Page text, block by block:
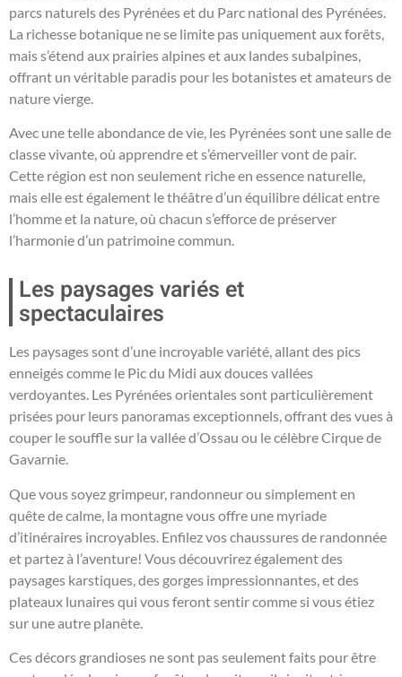
parcs naturels des Pyrénées et du Parc national des Pyrénées.
La richesse botanique ne se limite pas uniquement aux forêts,
mais s’étend aux prairies alpines et aux landes subalpines,
offrant un véritable paradis pour les botanistes et amateurs de
nature vierge.
Avec une telle abondance de vie, les Pyrénées sont une salle de
classe vivante, où apprendre et s’émerveiller vont de pair.
Cette région est non seulement riche en essence naturelle,
mais elle est également le théâtre d’un équilibre délicat entre
l’homme et la nature, où chacun s’efforce de préserver
l’harmonie d’un patrimoine commun.
Les paysages variés et
spectaculaires
Les paysages sont d’une incroyable variété, allant des pics
enneigés comme le Pic du Midi aux douces vallées
verdoyantes. Les Pyrénées orientales sont particulièrement
prisées pour leurs panoramas exceptionnels, offrant des vues à
couper le souffle sur la vallée d’Ossau ou le célèbre Cirque de
Gavarnie.
Que vous soyez grimpeur, randonneur ou simplement en
quête de calme, la montagne vous offre une myriade
d’itinéraires incroyables. Enfilez vos chaussures de randonnée
et partez à l’aventure! Vous découvrirez également des
paysages karstiques, des gorges impressionnantes, et des
plateaux lunaires qui vous feront sentir comme si vous étiez
sur une autre planète.
Ces décors grandioses ne sont pas seulement faits pour être